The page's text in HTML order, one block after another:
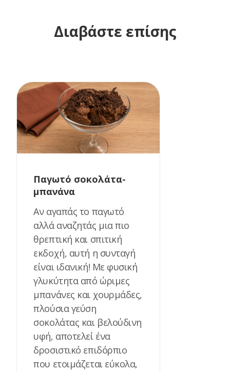
Διαβάστε επίσης
Παγωτό σοκολάτα-
μπανάνα
Αν αγαπάς το παγωτό
αλλά αναζητάς μια πιο
θρεπτική και σπιτική
εκδοχή, αυτή η συνταγή
είναι ιδανική! Με φυσική
γλυκύτητα από ώριμες
μπανάνες και χουρμάδες,
πλούσια γεύση
σοκολάτας και βελούδινη
υφή, αποτελεί ένα
δροσιστικό επιδόρπιο
που ετοιμάζεται εύκολα,